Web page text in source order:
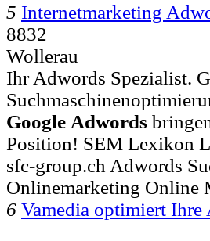
5 Internetmarketing
8832
Wollerau
Ihr Adwords Spezialist.
Google Adwords
Position! SEM Lexikon
sfc-group.ch Adwords
Onlinemarketing Online
6 Vamedia optimiert